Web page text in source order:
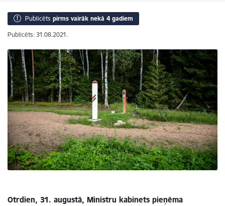
Publicēts pirms vairāk nekā 4 gadiem
Publicēts: 31.08.2021.
Otrdien, 31. augustā, Ministru kabinets pieņēma